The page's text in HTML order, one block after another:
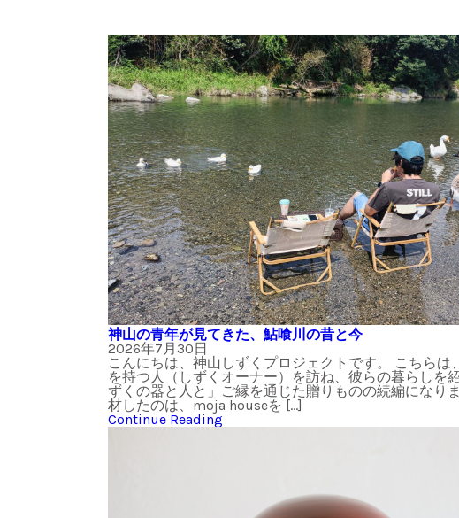
神山の青年が見てきた、鮎喰川の昔と今
2026年7月30日
こんにちは、神山しずくプロジェクトです。 こちらは
を持つ人（しずくオーナー）を訪ね、彼らの暮らしを
ずくの器と人と」ご縁を通じた贈りものの続編になり
材したのは、moja houseを […]
Continue Reading